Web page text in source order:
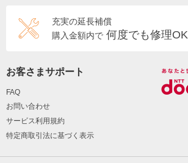
充実の延長補償
購入金額内で 何度でも修理OK
お客さまサポート
FAQ
お問い合わせ
サービス利用規約
特定商取引法に基づく表示